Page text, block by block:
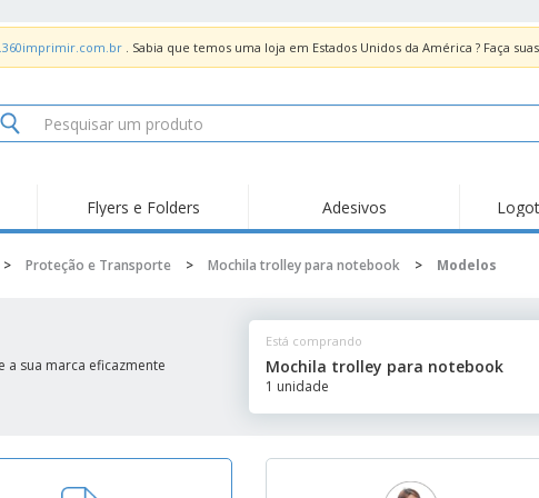
. Sabia que temos uma loja em Estados Unidos da América ? Faça
Tendências
Adesivos Vinil
Malas e Mochilas
Sacos
Novidades
Protetor Facial
Promoções
Ímã de
Placa de
Flyers e Folders Adesivos
> Proteção e Transporte > Mochila trolley para notebook > Modelos
sua marca eficazmente
Está comprando
Mochila trolley para notebook
1 unidade